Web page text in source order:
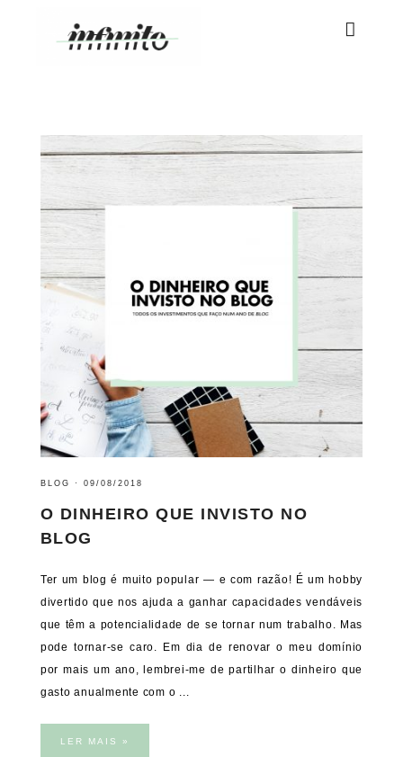
BLOG · 09/08/2018
O DINHEIRO QUE INVISTO NO
BLOG
Ter um blog é muito popular — e com razão! É um hobby
divertido que nos ajuda a ganhar capacidades vendáveis
que têm a potencialidade de se tornar num trabalho. Mas
pode tornar-se caro. Em dia de renovar o meu domínio
por mais um ano, lembrei-me de partilhar o dinheiro que
gasto anualmente com o ...
LER MAIS »